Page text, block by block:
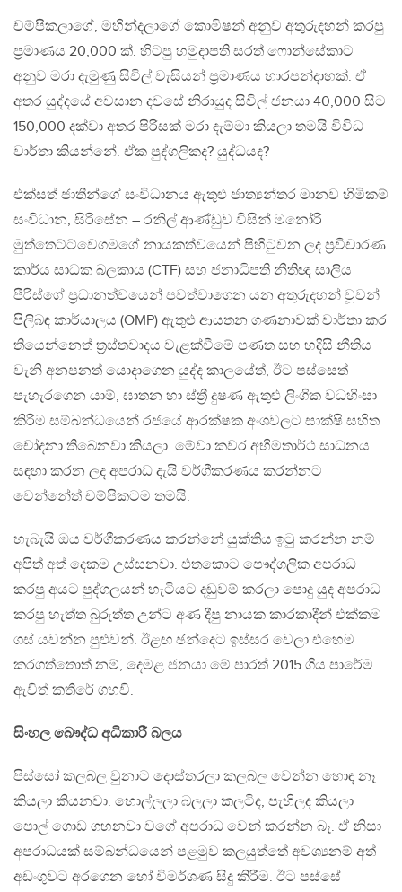
චම්පිකලාගේ, මහින්දලාගේ කොමිෂන් අනුව අතුරුදහන් කරපු
ප්‍රමාණය 20,000 ක්. හිටපු හමුදාපති සරත් ෆොන්සේකාට
අනුව මරා දැමුණු සිවිල් වැසියන් ප්‍රමාණය හාරපන්දාහක්. ඒ
අතර යුද්දයේ අවසාන දවසේ නිරායුද සිවිල් ජනයා 40,000 සිට
150,000 දක්වා අතර පිරිසක් මරා දැම්මා කියලා තමයි විවිධ
වාර්තා කියන්නේ. ඒක පුද්ගලිකද? යුද්ධයද?
එක්සත් ජාතීන්ගේ සංවිධානය ඇතුළු ජාත්‍යන්තර මානව හිමිකම්
සංවිධාන, සිරිසේන – රනිල් ආණ්ඩුව විසින් මනෝරි
මුත්තෙට්ට්වෙගමගේ නායකත්වයෙන් පිහිටුවන ලද ප්‍රවිචාරණ
කාර්ය සාධක බලකාය (CTF) සහ ජනාධිපති නීතිඥ සාලිය
පීරිස්ගේ ප්‍රධානත්වයෙන් පවත්වාගෙන යන අතුරුදහන් වූවන්
පිලිබඳ කාර්යාලය (OMP) ඇතුළු ආයතන ගණනාවක් වාර්තා කර
තියෙන්නෙත් ත්‍රස්තවාදය වැළක්වීමේ පණත සහ හදිසි නීතිය
වැනි අනපනත් යොදාගෙන යුද්ද කාලයේත්, ඊට පස්සෙත්
පැහැරගෙන යාම්, ඝාතන හා ස්ත්‍රී දුෂණ ඇතුළු ලිංගික වධහිංසා
කිරීම සම්බන්ධයෙන් රජයේ ආරක්ෂක අංශවලට සාක්ෂි සහිත
චෝදනා තිබෙනවා කියලා. මේවා කවර අභිමතාර්ථ සාධනය
සඳහා කරන ලද අපරාධ දැයි වර්ගීකරණය කරන්නට
වෙන්නේත් චම්පිකටම තමයි.
හැබැයි ඔය වර්ගීකරණය කරන්නේ යුක්තිය ඉටු කරන්න නම්
අපිත් අත් දෙකම උස්සනවා. එතකොට පෞද්ගලික අපරාධ
කරපු අයට පුද්ගලයන් හැටියට දඬුවම් කරලා පොදු යුද අපරාධ
කරපු හැත්ත බුරුත්ත උන්ට අණ දීපු නායක කාරකාදීන් එක්කම
ගස් යවන්න පුළුවන්. ඊළඟ ඡන්දෙට ඉස්සර වෙලා එහෙම
කරගත්තොත් නම්, දෙමළ ජනයා මේ පාරත් 2015 ගිය පාරේම
ඇවිත් කතිරේ ගහවි.
සිංහල බෞද්ධ අධිකාරී බලය
පිස්සෝ කලබල වුනාට දොස්තරලා කලබල වෙන්න හොඳ නෑ
කියලා කියනවා. හොල්ලලා බලලා කලටිද, පැහිලද කියලා
පොල් ගොඩ ගහනවා වගේ අපරාධ වෙන් කරන්න බෑ. ඒ නිසා
අපරාධයක් සම්බන්ධයෙන් පළමුව කලයුත්තේ අවශ්‍යනම් අත්
අඩංගුවට අරගෙන හෝ විමර්ශණ සිදු කිරීම. ඊට පස්සේ